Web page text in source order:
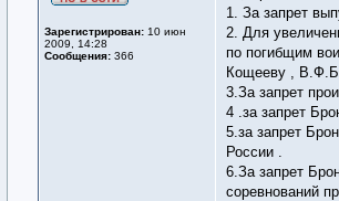
Зарегистрирован: 10 июн
2009, 14:28
Сообщения: 366
1. За запрет
2. Для
по погибщим
Кощееву ,
3.За запрет
4 .за запрет
5.за запрет
России .
6.За запрет
соревнований